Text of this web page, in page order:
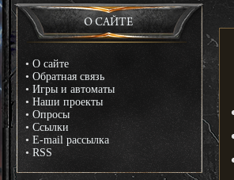
О САЙТЕ
• О сайте
• Обратная связь
• Игры и автоматы
• Наши проекты
• Опросы
• Ссылки
• E-mail рассылка
• RSS